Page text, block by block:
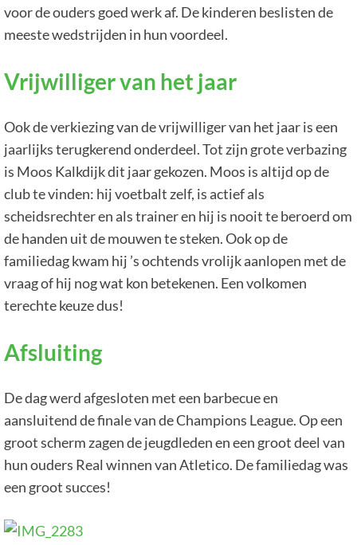
voor de ouders goed werk af. De kinderen beslisten de
meeste wedstrijden in hun voordeel.
Vrijwilliger van het jaar
Ook de verkiezing van de vrijwilliger van het jaar is een
jaarlijks terugkerend onderdeel. Tot zijn grote verbazing
is Moos Kalkdijk dit jaar gekozen. Moos is altijd op de
club te vinden: hij voetbalt zelf, is actief als
scheidsrechter en als trainer en hij is nooit te beroerd om
de handen uit de mouwen te steken. Ook op de
familiedag kwam hij ’s ochtends vrolijk aanlopen met de
vraag of hij nog wat kon betekenen. Een volkomen
terechte keuze dus!
Afsluiting
De dag werd afgesloten met een barbecue en
aansluitend de finale van de Champions League. Op een
groot scherm zagen de jeugdleden en een groot deel van
hun ouders Real winnen van Atletico. De familiedag was
een groot succes!